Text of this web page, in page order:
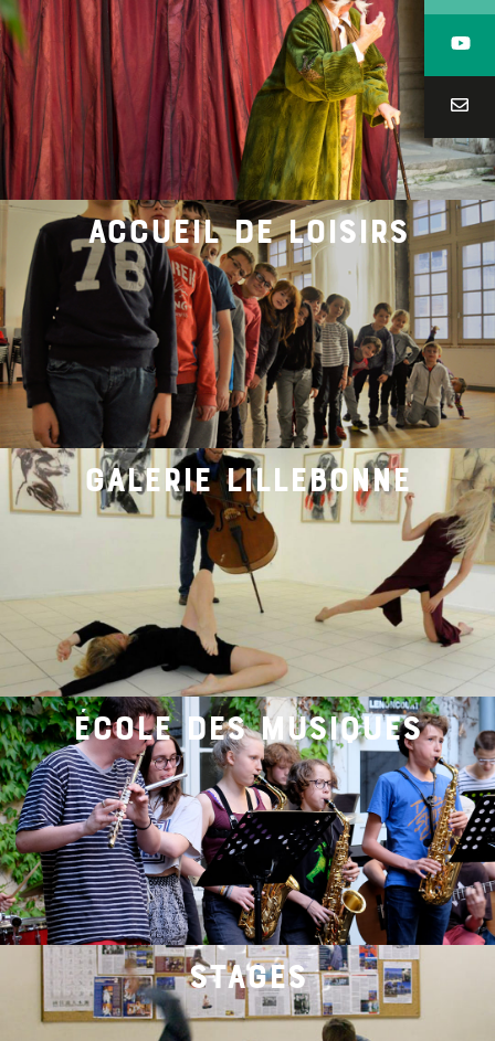
accueil de loisirs
galerie lillebonne
école des musiques
stages